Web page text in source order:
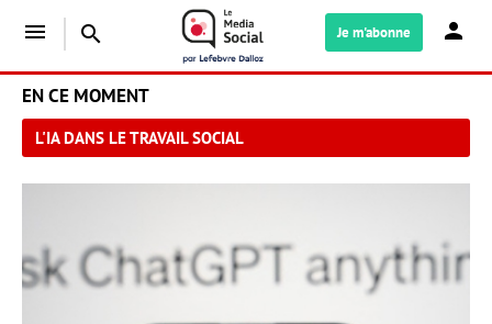
menu search Je m'abonne
EN CE MOMENT
L'IA DANS LE TRAVAIL SOCIAL